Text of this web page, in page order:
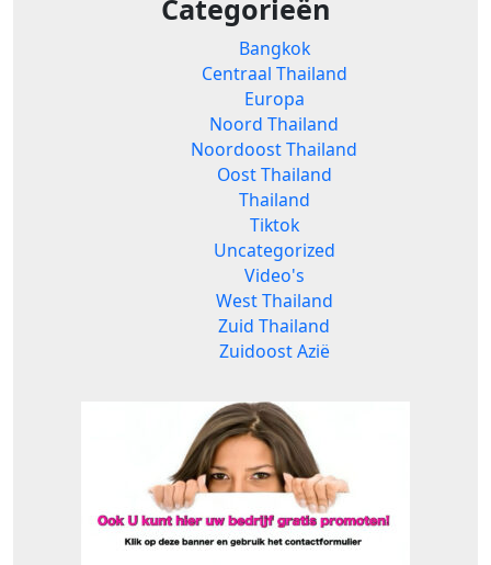
Categorieën
Bangkok
Centraal Thailand
Europa
Noord Thailand
Noordoost Thailand
Oost Thailand
Thailand
Tiktok
Uncategorized
Video's
West Thailand
Zuid Thailand
Zuidoost Azië